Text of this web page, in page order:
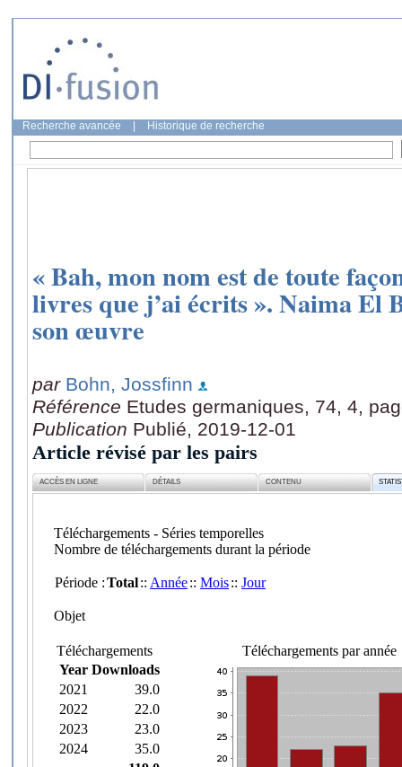
Recherche avancée Historique de recherche
« Bah, mon nom est de toute
livres que j’ai écrits ». Naima El
son œuvre
par Bohn, Jossfinn
Référence Etudes germaniques, 74, 4,
Publication Publié, 2019-12-01
Article révisé par les pairs
ACCÈS EN LIGNE DÉTAILS CONTENU